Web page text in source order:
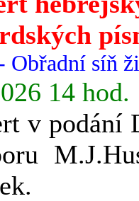
Obřadní síň
14 hod.
v podání